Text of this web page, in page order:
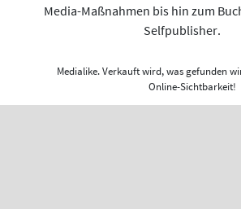
Media-Maßnahmen bis hin zum
Selfpublisher.
Medialike. Verkauft wird, was gefunden
Online-Sichtbarkeit!